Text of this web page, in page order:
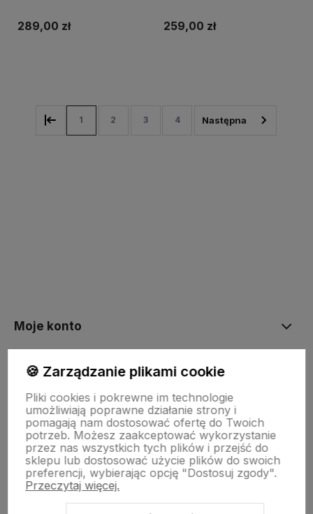
289,00 zł 259,00 zł
1 2 3 4
Moje konto
Płatności i dostawa
Informacje
🍪 Zarządzanie plikami cookie
Pliki cookies i pokrewne im technologie
umożliwiają poprawne działanie strony i
pomagają nam dostosować ofertę do Twoich
potrzeb. Możesz zaakceptować wykorzystanie
przez nas wszystkich tych plików i przejść do
sklepu lub dostosować użycie plików do swoich
preferencji, wybierając opcję "Dostosuj zgody".
Przeczytaj więcej.